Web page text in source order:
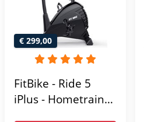
gebruikersgewicht
110 kg - Zwart en
Blauw
€ 299,00
FitBike - Ride 5
iPlus - Hometrainer